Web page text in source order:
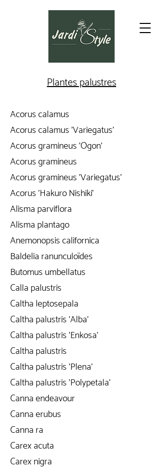
Plantes palustres
Acorus calamus
Acorus calamus 'Variegatus'
Acorus gramineus 'Ogon'
Acorus gramineus
Acorus gramineus 'Variegatus'
Acorus 'Hakuro Nishiki'
Alisma parviflora
Alisma plantago
Anemonopsis californica
Baldelia ranunculoïdes
Butomus umbellatus
Calla palustris
Caltha leptosepala
Caltha palustris 'Alba'
Caltha palustris 'Enkosa'
Caltha palustris
Caltha palustris 'Plena'
Caltha palustris 'Polypetala'
Canna endeavour
Canna erubus
Canna ra
Carex acuta
Carex nigra